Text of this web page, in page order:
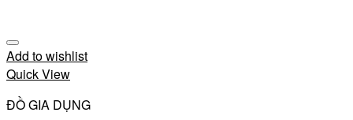
Add to wishlist
Quick View
ĐỒ GIA DỤNG